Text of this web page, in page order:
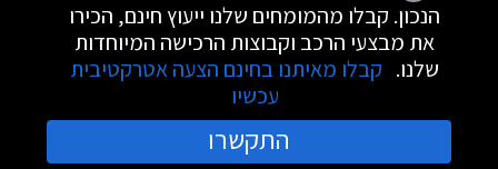
הנכון. קבלו מהמומחים שלנו ייעוץ חינם, הכירו
את מבצעי הרכב וקבוצות הרכישה המיוחדות
שלנו. קבלו מאיתנו בחינם הצעה אטרקטיבית
עכשיו
התקשרו